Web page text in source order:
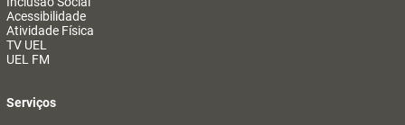
Acessibilidade
Atividade Física
TV UEL
UEL FM
Serviços